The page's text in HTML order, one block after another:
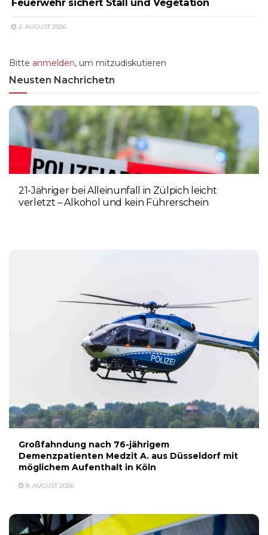
2. AUGUST 2026
Bitte anmelden, um mitzudiskutieren
Neusten Nachrichetn
21-Jähriger bei Alleinunfall in Zülpich leicht
verletzt – Alkohol und kein Führerschein
Großfahndung nach 76-jährigem
Demenzpatienten Medzit A. aus Düsseldorf mit
möglichem Aufenthalt in Köln
8. AUGUST 2026